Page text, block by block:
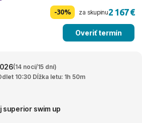
-30% za skupinu2 167 €
Overiť termín
(14 nocí/15 dní)
10:30 Dĺžka letu: 1h 50m
superior swim up